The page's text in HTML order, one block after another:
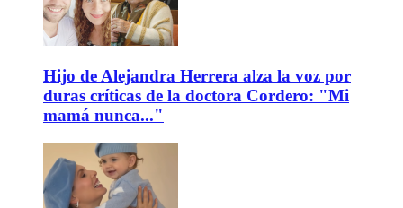
Hijo de Alejandra Herrera alza la voz por
duras críticas de la doctora Cordero: "Mi
mamá nunca..."